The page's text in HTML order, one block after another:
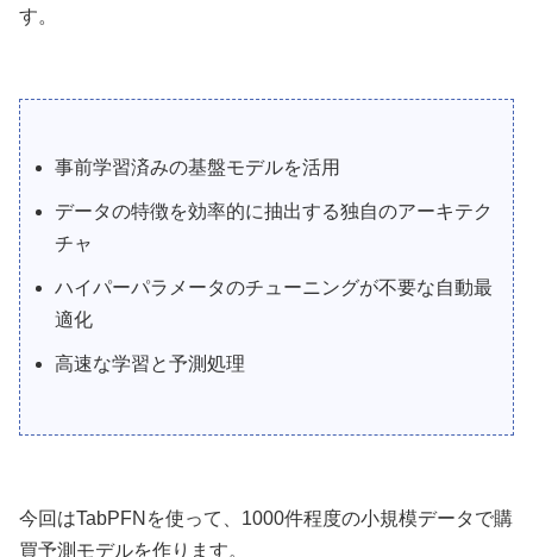
す。
事前学習済みの基盤モデルを活用
データの特徴を効率的に抽出する独自のアーキテク
チャ
ハイパーパラメータのチューニングが不要な自動最
適化
高速な学習と予測処理
今回はTabPFNを使って、1000件程度の小規模データで購
買予測モデルを作ります。